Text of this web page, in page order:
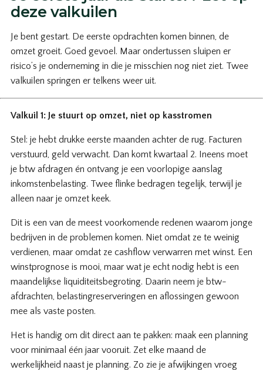
deze valkuilen
Je bent gestart. De eerste opdrachten komen binnen, de
omzet groeit. Goed gevoel. Maar ondertussen sluipen er
risico’s je onderneming in die je misschien nog niet ziet. Twee
valkuilen springen er telkens weer uit.
Valkuil 1: Je stuurt op omzet, niet op kasstromen
Stel: je hebt drukke eerste maanden achter de rug. Facturen
verstuurd, geld verwacht. Dan komt kwartaal 2. Ineens moet
je btw afdragen én ontvang je een voorlopige aanslag
inkomstenbelasting. Twee flinke bedragen tegelijk, terwijl je
alleen naar je omzet keek.
Dit is een van de meest voorkomende redenen waarom jonge
bedrijven in de problemen komen. Niet omdat ze te weinig
verdienen, maar omdat ze cashflow verwarren met winst. Een
winstprognose is mooi, maar wat je echt nodig hebt is een
maandelijkse liquiditeitsbegroting. Daarin neem je btw-
afdrachten, belastingreserveringen en aflossingen gewoon
mee als vaste posten.
Het is handig om dit direct aan te pakken: maak een planning
voor minimaal één jaar vooruit. Zet elke maand de
werkelijkheid naast je planning. Zo zie je afwijkingen vroeg